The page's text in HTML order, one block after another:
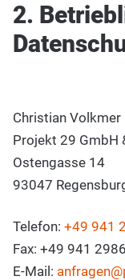
2.
Christian Volkmer
Projekt 29 GmbH
Ostengasse 14
93047
Telefon: +49 941
Fax: +49 941
E-Mail: